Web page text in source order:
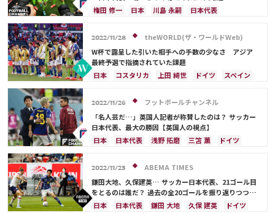
長友 佑都
植田 直通 久保 建英
酒井 宏樹
サディオ・マネ
前田 大然 町野 修斗
権田 修一
日本 川島 永嗣
日本代表
カタール
ベルギー クロアチア
ポルトガル
ブラジル
コスタリカ 谷 晃生
堂安 律
冨安 健洋
大迫 勇也
2022/11/28
theWORLD(ザ・ワールドWeb)
W杯で露呈した引いた相手への手数の少なさ アジア
最終予選で指摘されていた課題
日本
コスタリカ 上田 綺世 ドイツ
スペイン
カタール
ベルギー 日本代表
山根 視来
守田 英正
久保 建英 鎌田 大地
堂安 律
大迫 勇也
相馬 勇紀
2022/11/26
フットボールチャンネル
「名人芸だ…」英国人記者が称賛したのは？ サッカー
日本代表、最大の勝因【英国人の視点】
日本
日本代表 浅野 拓磨 三笘 薫
ドイツ
カタール
サディオ・マネ 古橋 亨梧
2022/11/23
ABEMA TIMES
鎌田大地、久保建英… サッカー日本代表、21ゴール目
をとるのは誰だ？ 過去の全20ゴールを振り返りつつ予
想日本 日本代表 鎌田 大地 久保 建英
ドイツ